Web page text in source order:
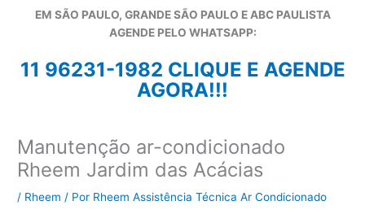
EM SÃO PAULO, GRANDE SÃO PAULO E ABC PAULISTA
AGENDE PELO WHATSAPP:
11 96231-1982 CLIQUE E AGENDE
AGORA!!!
Manutenção ar-condicionado
Rheem Jardim das Acácias
/ Rheem / Por Rheem Assistência Técnica Ar Condicionado